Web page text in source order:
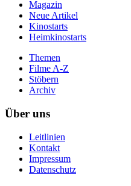
Magazin
Neue Artikel
Kinostarts
Heimkinostarts
Themen
Filme A-Z
Stöbern
Archiv
Über uns
Leitlinien
Kontakt
Impressum
Datenschutz